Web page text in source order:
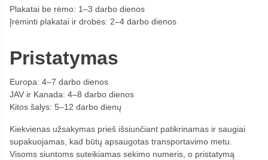
Plakatai be rėmo: 1–3 darbo dienos
Įrėminti plakatai ir drobės: 2–4 darbo dienos
Pristatymas
Europa: 4–7 darbo dienos
JAV ir Kanada: 4–8 darbo dienos
Kitos šalys: 5–12 darbo dienų
Kiekvienas užsakymas prieš išsiunčiant patikrinamas ir saugiai
supakuojamas, kad būtų apsaugotas transportavimo metu.
Visoms siuntoms suteikiamas sekimo numeris, o pristatymą